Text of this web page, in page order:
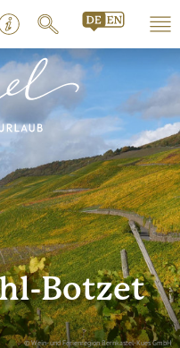
© Wein- und Ferienregion Bernkastel-Kues GmbH
Botzet